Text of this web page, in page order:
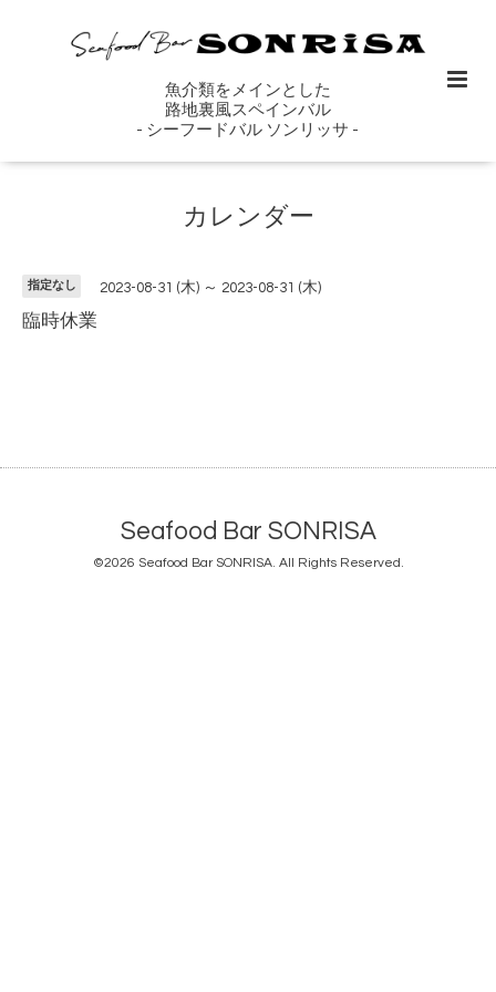
魚介類をメインとした
路地裏風スペインバル
- シーフードバル ソンリッサ -
カレンダー
指定なし 2023-08-31 (木) ～ 2023-08-31 (木)
臨時休業
Seafood Bar SONRISA
©2026 Seafood Bar SONRISA. All Rights Reserved.